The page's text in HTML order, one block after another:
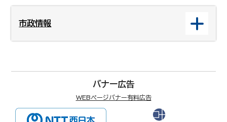
市政情報
バナー広告
WEBページバナー有料広告